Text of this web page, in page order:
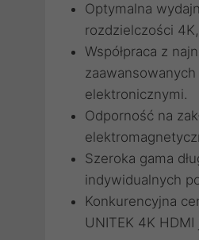
Optymalna
rozdzielczości
Współpraca z
elektronicznymi.
Odporność na
Szeroka gama
indywidualnych
Konkurencyjna
UNITEK 4K